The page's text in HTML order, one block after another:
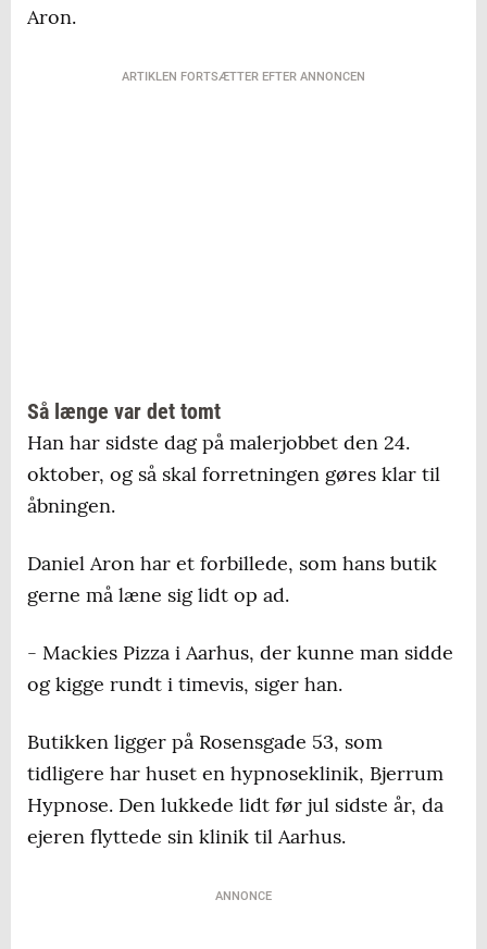
Aron.
ARTIKLEN FORTSÆTTER EFTER ANNONCEN
Så længe var det tomt
Han har sidste dag på malerjobbet den 24.
oktober, og så skal forretningen gøres klar til
åbningen.
Daniel Aron har et forbillede, som hans butik
gerne må læne sig lidt op ad.
- Mackies Pizza i Aarhus, der kunne man sidde
og kigge rundt i timevis, siger han.
Butikken ligger på Rosensgade 53, som
tidligere har huset en hypnoseklinik, Bjerrum
Hypnose. Den lukkede lidt før jul sidste år, da
ejeren flyttede sin klinik til Aarhus.
ANNONCE